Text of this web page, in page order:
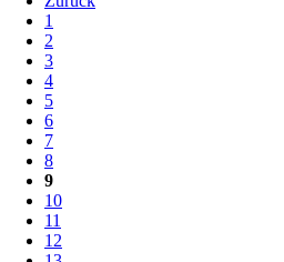
1
2
3
4
5
6
7
8
9
10
11
12